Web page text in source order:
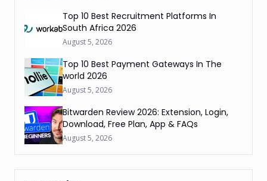
Top 10 Best Recruitment Platforms In
South Africa 2026
August 5, 2026
Top 10 Best Payment Gateways In The
world 2026
August 5, 2026
Bitwarden Review 2026: Extension, Login,
Download, Free Plan, App & FAQs
August 5, 2026